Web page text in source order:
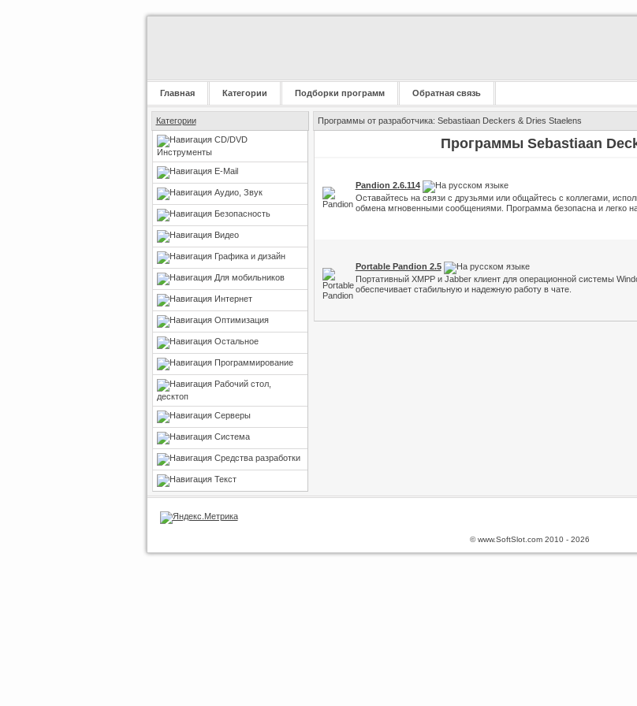
Главная Категории Подборки программ Обратная связь
Категории
CD/DVD
Инструменты
E-Mail
Аудио, Звук
Безопасность
Видео
Графика и дизайн
Для мобильников
Интернет
Оптимизация
Остальное
Программирование
Рабочий стол,
десктоп
Серверы
Система
Средства разработки
Текст
Программы от разработчика: Sebastiaan Deckers & Dries Staelens
Программы Sebastiaan
Pandion 2.6.114
Оставайтесь на связи с друзьями или общайтесь с коллегами,
обмена мгновенными сообщениями. Программа безопасна и легко
Portable Pandion 2.5
Портативный XMPP и Jabber клиент для операционной системы
обеспечивает стабильную и надежную работу в чате.
© www.SoftSlot.com 2010 - 2026